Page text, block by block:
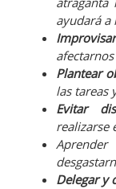
ayudará a
Plantear
las tareas
Evitar
realizarse
Delegar y